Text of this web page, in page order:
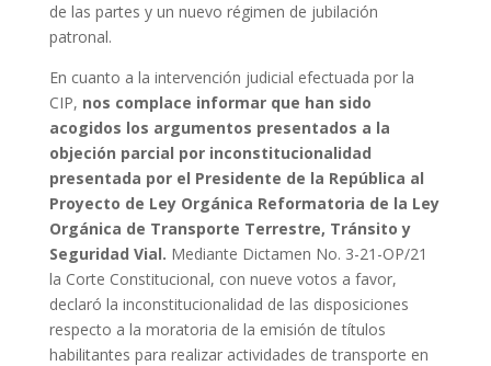
de las partes y un nuevo régimen de jubilación
patronal.
En cuanto a la intervención judicial efectuada por la
CIP, nos complace informar que han sido
acogidos los argumentos presentados a la
objeción parcial por inconstitucionalidad
presentada por el Presidente de la República al
Proyecto de Ley Orgánica Reformatoria de la Ley
Orgánica de Transporte Terrestre, Tránsito y
Seguridad Vial. Mediante Dictamen No. 3-21-OP/21
la Corte Constitucional, con nueve votos a favor,
declaró la inconstitucionalidad de las disposiciones
respecto a la moratoria de la emisión de títulos
habilitantes para realizar actividades de transporte en